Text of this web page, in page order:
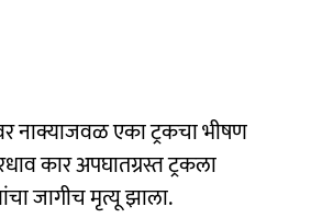
नाक्याजवळ एका ट्रकचा भीषण
कार अपघातग्रस्त ट्रकला
जागीच मृत्यू झाला.